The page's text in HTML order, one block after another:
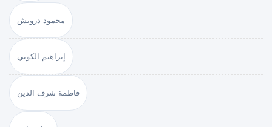
محمود درويش
إبراهيم الكوني
فاطمة شرف الدين